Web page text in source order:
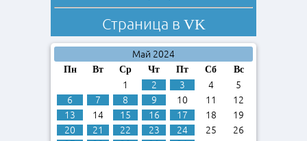
Страница в VK
Май 2024
Пн Вт Ср Чт Пт Сб Вс
1 2 3 4
5
6
7 8 9 10 11
12
13
14 15 16 17 18
19
20
21 22 23 24 25
26